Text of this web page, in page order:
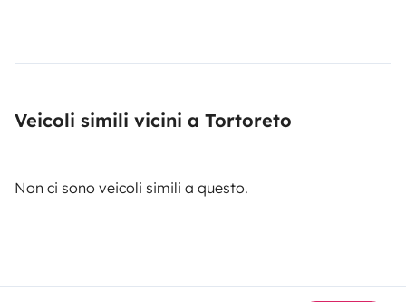
Veicoli simili vicini a Tortoreto
Non ci sono veicoli simili a questo.